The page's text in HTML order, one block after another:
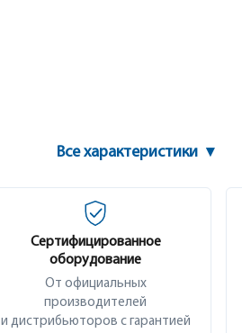
Все характеристики ▾
Сертифицированное
оборудование
От официальных
производителей
и дистрибьюторов с гарантией